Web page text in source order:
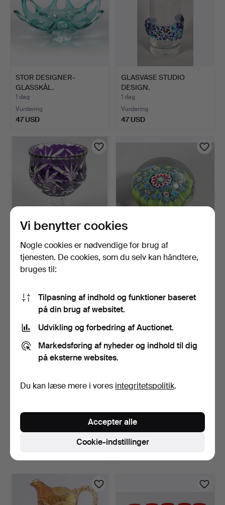
STOR DESIGNER-
GLASSKÅL.
1 dag
Vurdering
47 USD
GLASVASE STUDIO
DESIGN.
1 dag
Vurdering
47 USD
SLIBET KRYSTALSKÅL PÅ
FOD.
3 dage
BREVPAPIRVÆGT,
PAPERWHITE FRA
2 SERVERINGSKANDER
2 dage
2 PAR KRYSTALBÆGRE.
3 dage
Vurdering
Vi benytter cookies
Nogle cookies er nødvendige for brug af
tjenesten. De cookies, som du selv kan håndtere,
bruges til:
Tilpasning af indhold og funktioner baseret
på din brug af websitet.
Udvikling og forbedring af Auctionet.
Markedsføring af nyheder og indhold til dig
på eksterne websites.
Du kan læse mere i vores integritetspolitik.
Cookie-indstillinger
Accepter alle